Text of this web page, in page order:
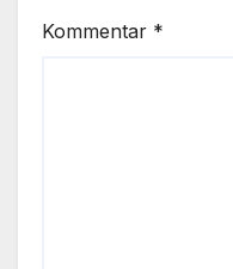
Kommentar *